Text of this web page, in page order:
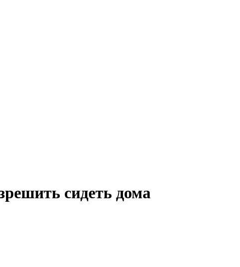
сидеть дома